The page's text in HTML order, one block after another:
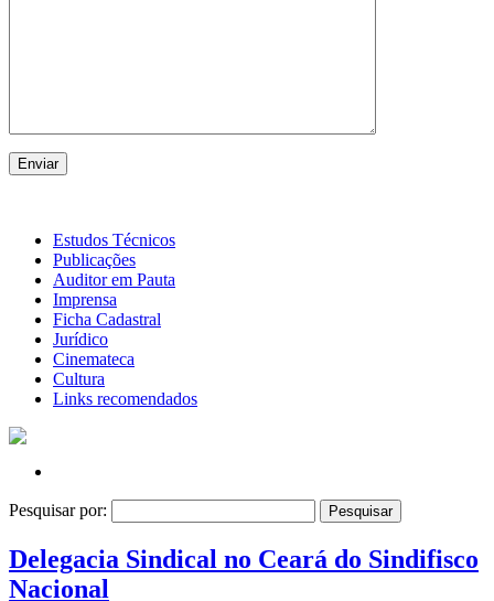
Estudos Técnicos
Publicações
Auditor em Pauta
Imprensa
Ficha Cadastral
Jurídico
Cinemateca
Cultura
Links recomendados
Pesquisar por:
Delegacia Sindical no Ceará do Sindifisco
Nacional